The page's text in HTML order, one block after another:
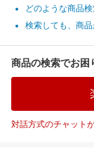
どのような商品
検索しても、商
商品の検索でお困
対話方式のチャット